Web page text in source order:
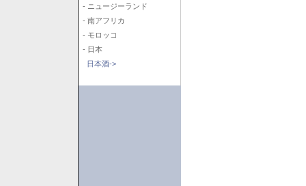
- ニュージーランド
- 南アフリカ
- モロッコ
- 日本
日本酒->